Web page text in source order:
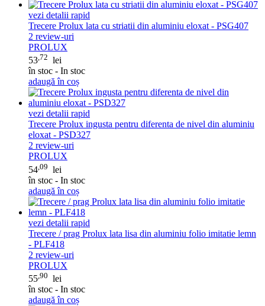
vezi detalii rapid
Trecere Prolux lata cu striatii din aluminiu eloxat - PSG407
2 review-uri
PROLUX
53,72 lei
în stoc - In stoc
adaugă în coș
vezi detalii rapid
Trecere Prolux ingusta pentru diferenta de nivel din aluminiu
eloxat - PSD327
2 review-uri
PROLUX
54 ,09 lei
în stoc - In stoc
adaugă în coș
vezi detalii rapid
Trecere / prag Prolux lata lisa din aluminiu folio imitatie lemn
- PLF418
2 review-uri
PROLUX
55 ,90 lei
în stoc - In stoc
adaugă în coș